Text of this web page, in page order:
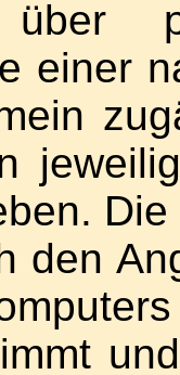
über
einer
den